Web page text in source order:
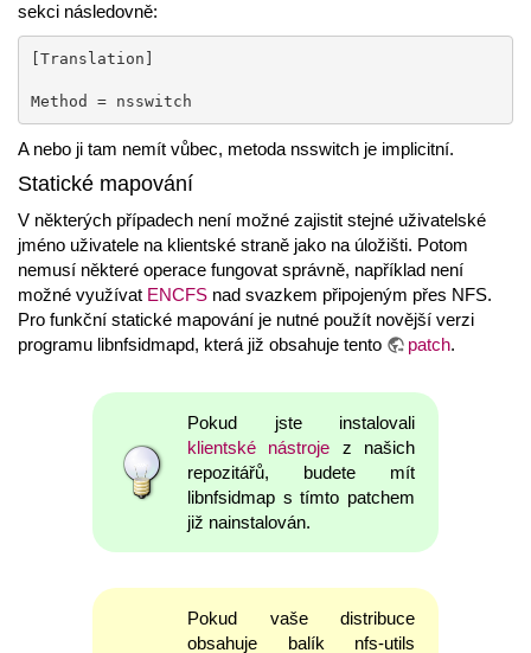
sekci následovně:
[Translation]
Method = nsswitch
A nebo ji tam nemít vůbec, metoda nsswitch je implicitní.
Statické mapování
V některých případech není možné zajistit stejné uživatelské
jméno uživatele na klientské straně jako na úložišti. Potom
nemusí některé operace fungovat správně, například není
možné využívat ENCFS nad svazkem připojeným přes NFS.
Pro funkční statické mapování je nutné použít novější verzi
programu libnfsidmapd, která již obsahuje tento
patch.
Pokud jste instalovali
klientské nástroje z našich
repozitářů, budete mít
libnfsidmap s tímto patchem
již nainstalován.
Pokud vaše distribuce
obsahuje balík nfs-utils